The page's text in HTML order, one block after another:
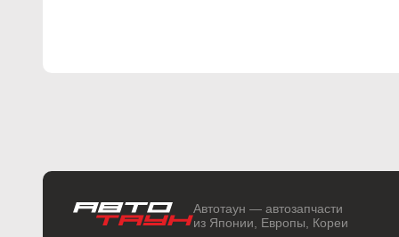
Автотаун — автозапчасти
из Японии, Европы, Кореи